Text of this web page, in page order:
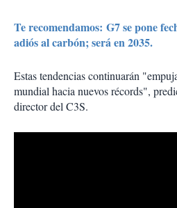
Te recomendamos: G7 se pone
adiós al carbón; será en 2035.
Estas tendencias continuarán
mundial hacia nuevos récords",
director del C3S.